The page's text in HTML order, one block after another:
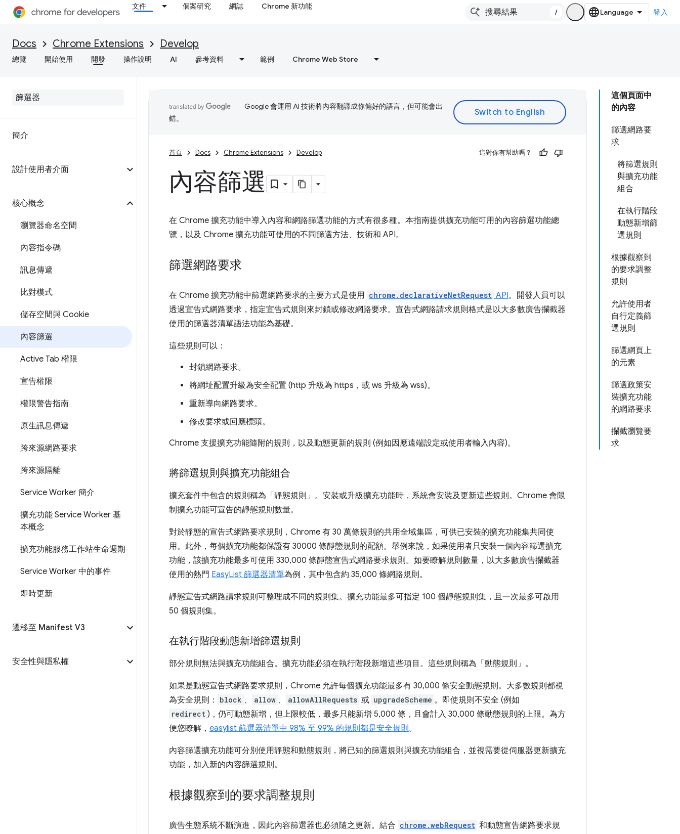
文件 個案研究 網誌 Chrome 新功能
/ 登入
Docs Chrome Extensions Develop
總覽 開始使用 開發 操作說明 AI 參考資料 範例 Chrome Web Store
簡介
設計使用者介面
核心概念
瀏覽器命名空間
內容指令碼
訊息傳遞
比對模式
儲存空間與 Cookie
內容篩選
Active Tab 權限
宣告權限
權限警告指南
原生訊息傳遞
跨來源網路要求
跨來源隔離
Service Worker 簡介
擴充功能 Service Worker 基
本概念
擴充功能服務工作站生命週期
Service Worker 中的事件
即時更新
遷移至 Manifest V3
安全性與隱私權
這個頁面中
的內容
篩選網路要
求
將篩選規則
與擴充功能
組合
在執行階段
動態新增篩
選規則
根據觀察到
的要求調整
規則
允許使用者
自行定義篩
選規則
篩選網頁上
的元素
篩選政策安
裝擴充功能
的網路要求
攔截瀏覽要
求
Google 會運用 AI 技術將內容翻譯成你偏好的語言，但可能會出
錯。
首頁 Docs Chrome Extensions Develop 這對你有幫助嗎？
內容篩選
在 Chrome 擴充功能中導入內容和網路篩選功能的方式有很多種。本指南提供擴充功能可用的內容篩選功能總
覽，以及 Chrome 擴充功能可使用的不同篩選方法、技術和 API。
篩選網路要求
在 Chrome 擴充功能中篩選網路要求的主要方式是使用 chrome.declarativeNetRequest API。開發人員可以
透過宣告式網路要求，指定宣告式規則來封鎖或修改網路要求。宣告式網路請求規則格式是以大多數廣告攔截器
使用的篩選器清單語法功能為基礎。
這些規則可以：
封鎖網路要求。
將網址配置升級為安全配置 (http 升級為 https，或 ws 升級為 wss)。
重新導向網路要求。
修改要求或回應標頭。
Chrome 支援擴充功能隨附的規則，以及動態更新的規則 (例如因應遠端設定或使用者輸入內容)。
將篩選規則與擴充功能組合
擴充套件中包含的規則稱為「靜態規則」。安裝或升級擴充功能時，系統會安裝及更新這些規則。Chrome 會限
制擴充功能可宣告的靜態規則數量。
對於靜態的宣告式網路要求規則，Chrome 有 30 萬條規則的共用全域集區，可供已安裝的擴充功能集共同使
用。此外，每個擴充功能都保證有 30000 條靜態規則的配額。舉例來說，如果使用者只安裝一個內容篩選擴充
功能，該擴充功能最多可使用 330,000 條靜態宣告式網路要求規則。如要瞭解規則數量，以大多數廣告攔截器
使用的熱門 EasyList 篩選器清單為例，其中包含約 35,000 條網路規則。
靜態宣告式網路請求規則可整理成不同的規則集。擴充功能最多可指定 100 個靜態規則集，且一次最多可啟用
50 個規則集。
在執行階段動態新增篩選規則
部分規則無法與擴充功能組合。擴充功能必須在執行階段新增這些項目。這些規則稱為「動態規則」。
如果是動態宣告式網路要求規則，Chrome 允許每個擴充功能最多有 30,000 條安全動態規則。大多數規則都視
為安全規則：
block 、 allow 、 allowAllRequests 或 upgradeScheme 。即使規則不安全 (例如
redirect )，仍可動態新增，但上限較低，最多只能新增 5,000 條，且會計入 30,000 條動態規則的上限。為方
便您瞭解， easylist 篩選器清單中 98% 至 99% 的規則都是安全規則。
內容篩選擴充功能可分別使用靜態和動態規則，將已知的篩選規則與擴充功能組合，並視需要從伺服器更新擴充
功能，加入新的內容篩選規則。
根據觀察到的要求調整規則
廣告生態系統不斷演進，因此內容篩選器也必須隨之更新。結合 chrome.webRequest 和動態宣告網路要求規